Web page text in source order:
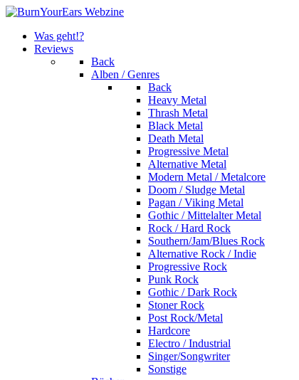
Was geht!?
Reviews
Back
Alben / Genres
Back
Heavy Metal
Thrash Metal
Black Metal
Death Metal
Progressive Metal
Alternative Metal
Modern Metal / Metalcore
Doom / Sludge Metal
Pagan / Viking Metal
Gothic / Mittelalter Metal
Rock / Hard Rock
Southern/Jam/Blues Rock
Alternative Rock / Indie
Progressive Rock
Punk Rock
Gothic / Dark Rock
Stoner Rock
Post Rock/Metal
Hardcore
Electro / Industrial
Singer/Songwriter
Sonstige